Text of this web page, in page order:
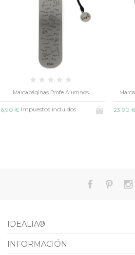
Marca Páginas Madera personalizado
23,90 €Impuestos incluidos
IDEALIA®
INFORMACIÓN